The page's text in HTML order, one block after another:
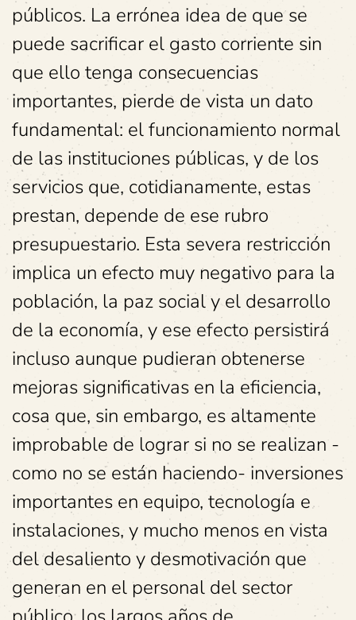
públicos. La errónea idea de que se
puede sacrificar el gasto corriente sin
que ello tenga consecuencias
importantes, pierde de vista un dato
fundamental: el funcionamiento normal
de las instituciones públicas, y de los
servicios que, cotidianamente, estas
prestan, depende de ese rubro
presupuestario. Esta severa restricción
implica un efecto muy negativo para la
población, la paz social y el desarrollo
de la economía, y ese efecto persistirá
incluso aunque pudieran obtenerse
mejoras significativas en la eficiencia,
cosa que, sin embargo, es altamente
improbable de lograr si no se realizan -
como no se están haciendo- inversiones
importantes en equipo, tecnología e
instalaciones, y mucho menos en vista
del desaliento y desmotivación que
generan en el personal del sector